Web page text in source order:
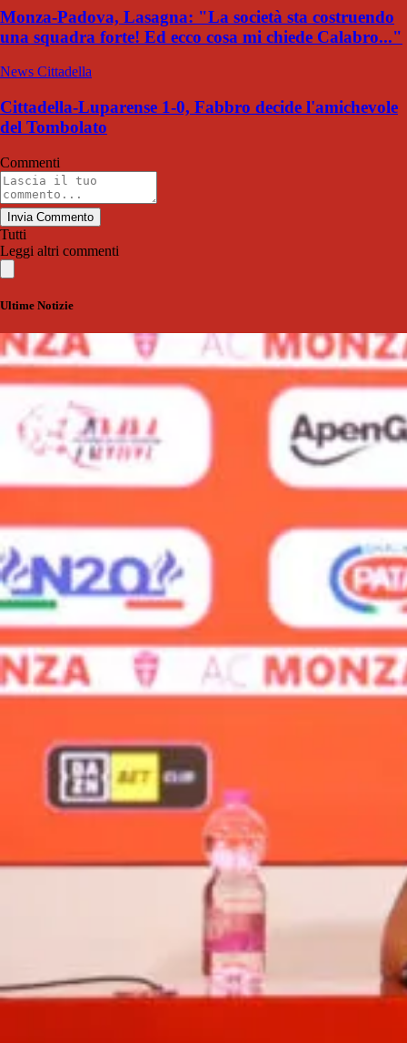
Monza-Padova, Lasagna: "La società sta costruendo
una squadra forte! Ed ecco cosa mi chiede Calabro..."
News Cittadella
Cittadella-Luparense 1-0, Fabbro decide l'amichevole
del Tombolato
Commenti
Invia Commento
Tutti
Leggi altri commenti
Ultime Notizie